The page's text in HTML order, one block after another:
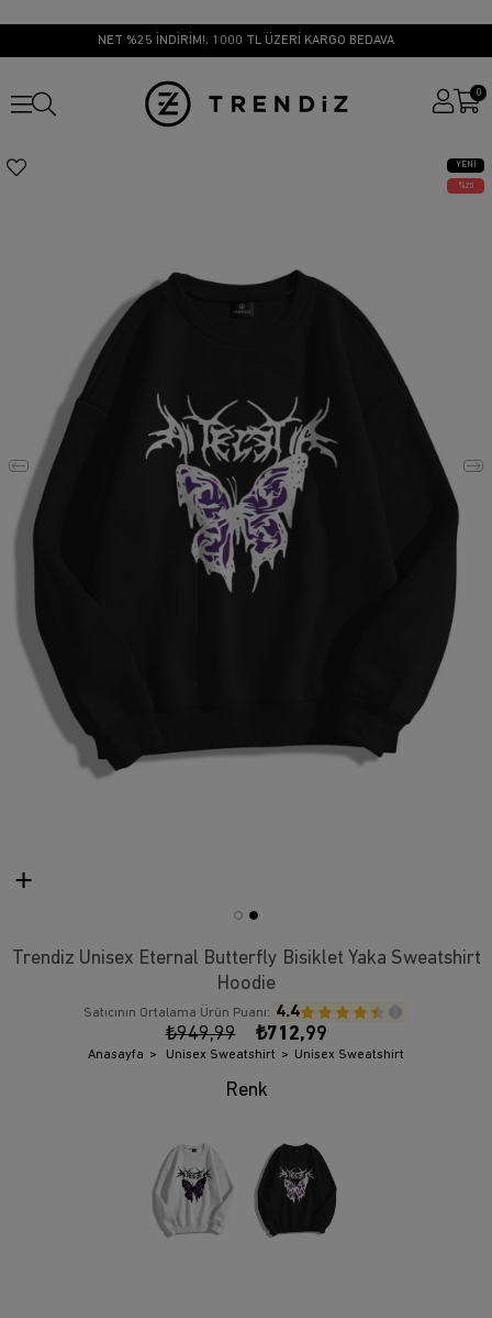
NET %25 İNDİRİM!, 1000 TL ÜZERİ KARGO BEDAVA
0
YENI
ÜRÜN
25
Trendiz Unisex Eternal Butterfly Bisiklet Yaka Sweatshirt
Hoodie
Satıcının Ortalama Ürün Puanı: 4.4
₺949,99 ₺712,99
Anasayfa Unisex Sweatshirt Unisex Sweatshirt